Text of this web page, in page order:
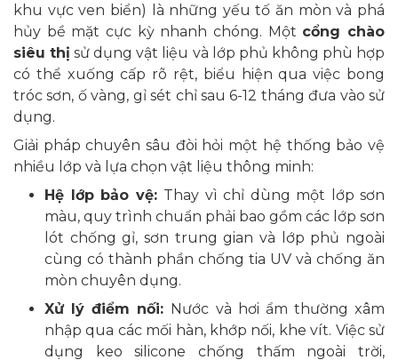
khu vực ven biển) là những yếu tố ăn mòn và phá
hủy bề mặt cực kỳ nhanh chóng. Một cổng chào
siêu thị sử dụng vật liệu và lớp phủ không phù hợp
có thể xuống cấp rõ rệt, biểu hiện qua việc bong
tróc sơn, ố vàng, gỉ sét chỉ sau 6-12 tháng đưa vào sử
dụng.
Giải pháp chuyên sâu đòi hỏi một hệ thống bảo vệ
nhiều lớp và lựa chọn vật liệu thông minh:
Hệ lớp bảo vệ: Thay vì chỉ dùng một lớp sơn
màu, quy trình chuẩn phải bao gồm các lớp sơn
lót chống gỉ, sơn trung gian và lớp phủ ngoài
cùng có thành phần chống tia UV và chống ăn
mòn chuyên dụng.
Xử lý điểm nối: Nước và hơi ẩm thường xâm
nhập qua các mối hàn, khớp nối, khe vít. Việc sử
dụng keo silicone chống thấm ngoài trời,